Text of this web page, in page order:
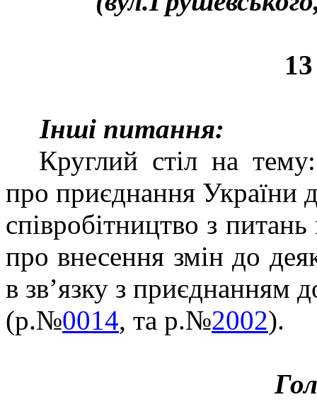
Інші питання:
Круглий стіл на
про приєднання України
співробітництво з
про внесення змін до
в зв’язку з приєднанням
(р.№0014, та р.№2002).